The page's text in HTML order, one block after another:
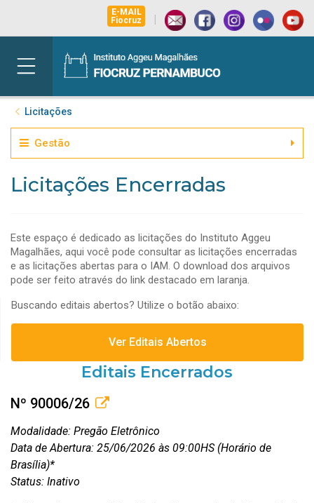
E-MAIL
Fiocruz
|
Licitações
Gestão
Licitações Encerradas
Este espaço é dedicado as licitações do Instituto Aggeu
Magalhães, aqui você pode consultar as licitações encerradas
e as licitações abertas para o IAM. O download dos arquivos
pode ser feito através do link destacado em laranja.
Buscando editais abertos? Utilize o botão abaixo:
Ver Editais Abertos
Editais Encerrados
Nº 90006/26
Modalidade: Pregão Eletrônico
Data de Abertura: 25/06/2026 às 09:00HS (Horário de
Brasília)*
Status: Inativo